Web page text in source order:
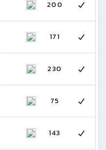
200
171
230
75
143